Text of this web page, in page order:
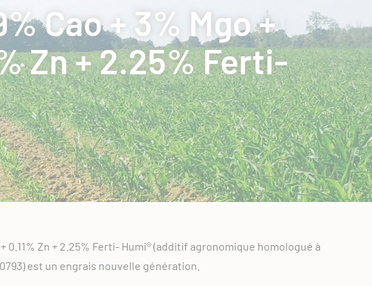
Cao + 3% Mgo +
Zn + 2.25% Ferti-
+ 0.11% Zn + 2.25% Ferti- Humi® (additif agronomique homologué à
est un engrais nouvelle génération.